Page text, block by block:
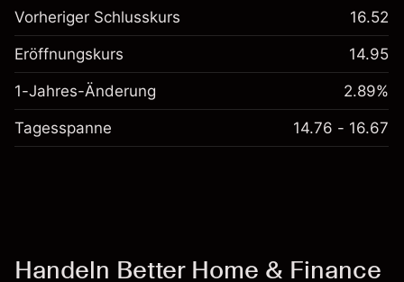
Vorheriger Schlusskurs 16.52
Eröffnungskurs 14.95
1-Jahres-Änderung 2.89%
Tagesspanne 14.76 - 16.67
Handeln Better Home & Finance